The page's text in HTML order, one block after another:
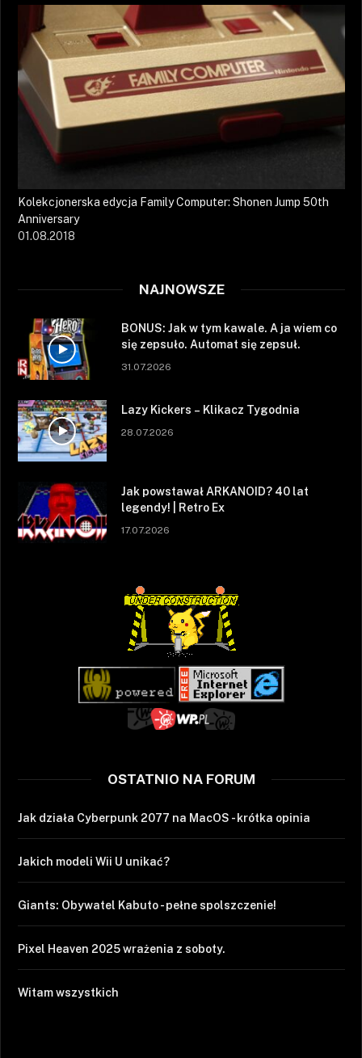
Kolekcjonerska edycja Family Computer: Shonen Jump 50th
Anniversary
01.08.2018
NAJNOWSZE
BONUS: Jak w tym kawale. A ja wiem co
się zepsuło. Automat się zepsuł.
31.07.2026
Lazy Kickers – Klikacz Tygodnia
28.07.2026
Jak powstawał ARKANOID? 40 lat
legendy! | Retro Ex
17.07.2026
OSTATNIO NA FORUM
Jak działa Cyberpunk 2077 na MacOS - krótka opinia
Jakich modeli Wii U unikać?
Giants: Obywatel Kabuto - pełne spolszczenie!
Pixel Heaven 2025 wrażenia z soboty.
Witam wszystkich